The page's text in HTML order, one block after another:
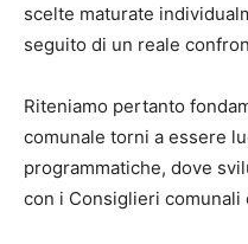
scelte maturate
seguito di un reale
Riteniamo pertanto
comunale torni a essere
programmatiche, dove
con i Consiglieri